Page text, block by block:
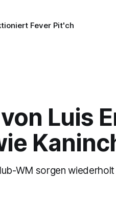
Fever Pit'ch
Luis
WM sorgen